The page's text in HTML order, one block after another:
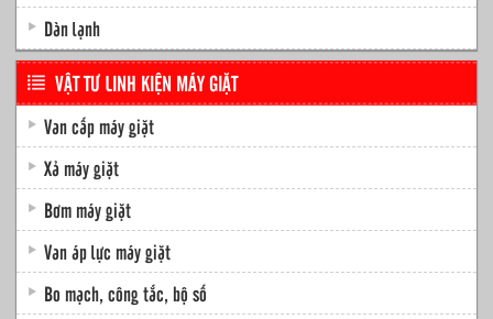
Dàn lạnh
VẬT TƯ LINH KIỆN MÁY GIẶT
Van cấp máy giặt
Xả máy giặt
Bơm máy giặt
Van áp lực máy giặt
Bo mạch, công tắc, bộ số